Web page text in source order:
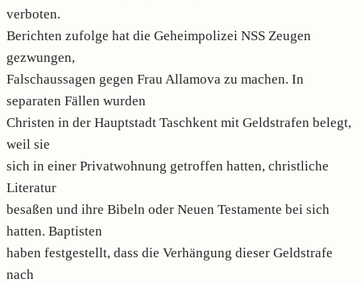
verboten.
Berichten zufolge hat die Geheimpolizei NSS Zeugen
gezwungen,
Falschaussagen gegen Frau Allamova zu machen. In
separaten Fällen wurden
Christen in der Hauptstadt Taschkent mit Geldstrafen belegt,
weil sie
sich in einer Privatwohnung getroffen hatten, christliche
Literatur
besaßen und ihre Bibeln oder Neuen Testamente bei sich
hatten. Baptisten
haben festgestellt, dass die Verhängung dieser Geldstrafe
nach